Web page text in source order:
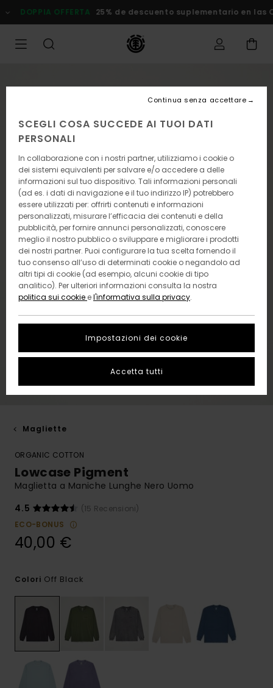
alle
informazioni
prodotto
DOPPIA OFFERTA 25% de descuento suplementario en
Magliette
ORGANIC COTTON
Lowcase Pigment
Maglietta a Maniche Lunghe Nero Uomo
4.5
(15 Recensioni)
ECO-BONUS
40,00 €
Colori Off Black
SCEGLI COSA SUCCEDE AI TUOI DATI
PERSONALI
In collaborazione con i nostri partner, utilizziamo i cookie o
dei sistemi equivalenti per salvare e/o accedere a delle
informazioni sul tuo dispositivo. Tali informazioni personali
(ad es. i dati di navigazione e il tuo indirizzo IP) potrebbero
essere utilizzati per: offrirti contenuti e informazioni
personalizzati, misurare l’efficacia dei contenuti e della
pubblicità, per fornire annunci personalizzati, conoscere
meglio il nostro pubblico o sviluppare e migliorare i prodotti
dei nostri partner. Puoi configurare la tua scelta fornendo il
tuo consenso all’uso di determinati cookie o negandolo ad
altri tipi di cookie (ad esempio, alcuni cookie di tipo
analitico). Per ulteriori informazioni consulta la nostra
politica sui cookie el'informativa sulla privacy.
Impostazioni dei cookie
Continua senza accettare
Accetta tutti